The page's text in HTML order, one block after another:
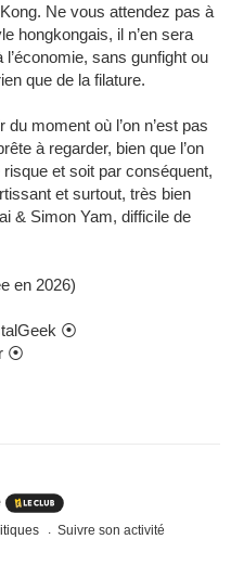
Ne vous attendez pas à
hongkongais, il n’en sera
sans gunfight ou
que de la filature.
moment où l’on n’est pas
à regarder, bien que l’on
et soit par conséquent,
et surtout, très bien
& Simon Yam, difficile de
en 2026)
⦿
⦿
Suivre son activité